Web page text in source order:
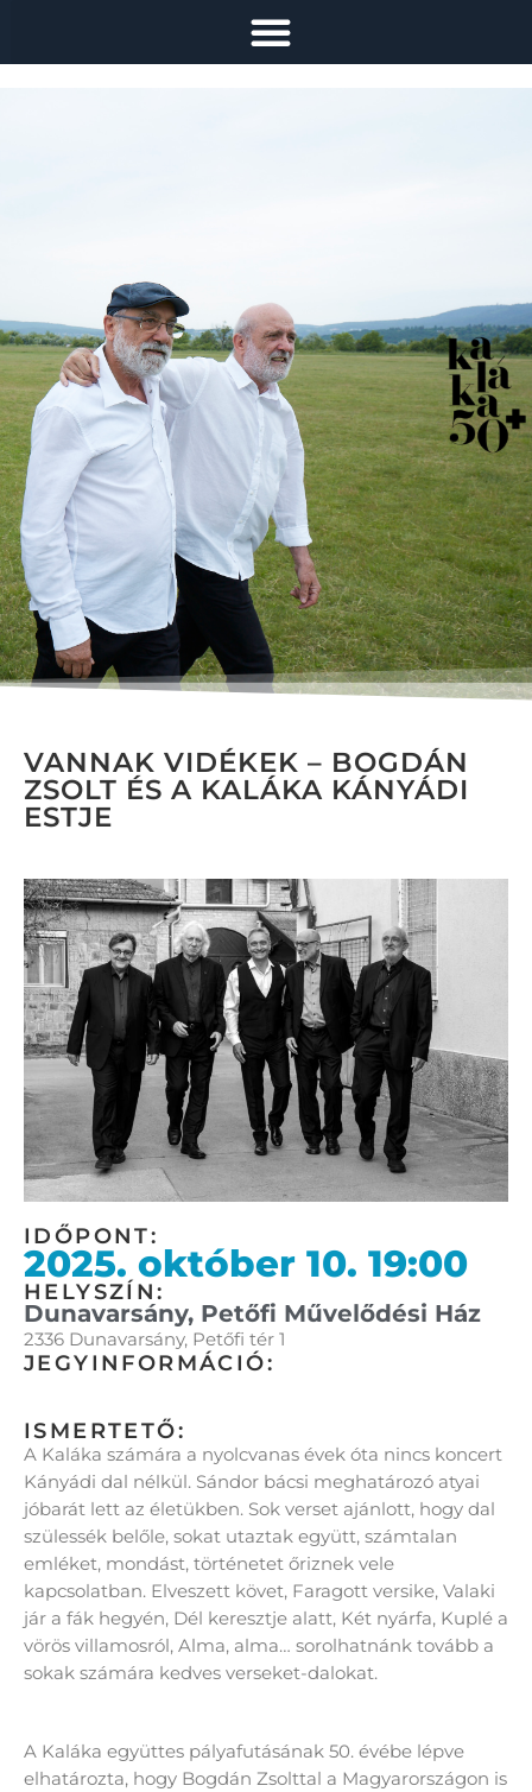
VANNAK VIDÉKEK – BOGDÁN
ZSOLT ÉS A KALÁKA KÁNYÁDI
ESTJE
IDŐPONT:
2025. október 10. 19:00
HELYSZÍN:
Dunavarsány, Petőfi Művelődési Ház
2336 Dunavarsány, Petőfi tér 1
JEGYINFORMÁCIÓ:
ISMERTETŐ:
A Kaláka számára a nyolcvanas évek óta nincs koncert
Kányádi dal nélkül. Sándor bácsi meghatározó atyai
jóbarát lett az életükben. Sok verset ajánlott, hogy dal
szülessék belőle, sokat utaztak együtt, számtalan
emléket, mondást, történetet őriznek vele
kapcsolatban. Elveszett követ, Faragott versike, Valaki
jár a fák hegyén, Dél keresztje alatt, Két nyárfa, Kuplé a
vörös villamosról, Alma, alma… sorolhatnánk tovább a
sokak számára kedves verseket-dalokat.
A Kaláka együttes pályafutásának 50. évébe lépve
elhatározta, hogy Bogdán Zsolttal a Magyarországon is